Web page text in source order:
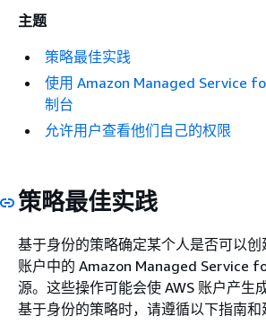
主题
策略最佳实践
使用 Amazon Managed Service
制台
允许用户查看他们自己的权限
策略最佳实践
基于身份的策略确定某个人是否可以
账户中的 Amazon Managed Service
源。这些操作可能会使 AWS 账户产生
基于身份的策略时，请遵循以下指南和